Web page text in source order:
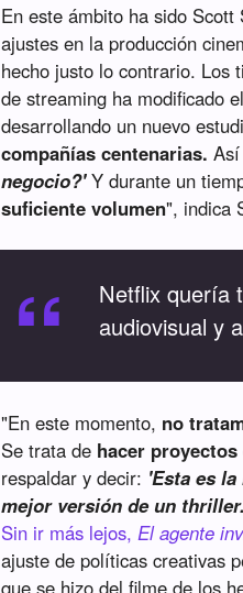
En este ámbito ha sido
ajustes en la producción
hecho justo lo contrario. Los
de streaming ha modificado
desarrollando un nuevo
compañías centenarias.
negocio?'Y durante un
suficiente volumen", indica
“
Netflix quería
audiovisual y
"En este momento, no
Se trata de hacer
respaldar y decir: 'Esta es
mejor versión de un
Sin ir más lejos,El agente
ajuste de políticas creativas
que se hizo del filme de los